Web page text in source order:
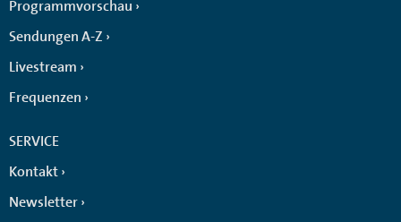
Programmvorschau
Sendungen A-Z
Livestream
Frequenzen
SERVICE
Kontakt
Newsletter